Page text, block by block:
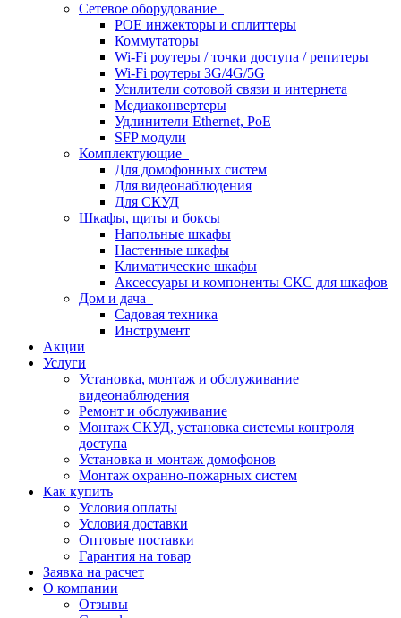
Сетевое оборудование
POE инжекторы и сплиттеры
Коммутаторы
Wi-Fi роутеры / точки доступа / репитеры
Wi-Fi роутеры 3G/4G/5G
Усилители сотовой связи и интернета
Медиаконвертеры
Удлинители Ethernet, PoE
SFP модули
Комплектующие
Для домофонных систем
Для видеонаблюдения
Для СКУД
Шкафы, щиты и боксы
Напольные шкафы
Настенные шкафы
Климатические шкафы
Аксессуары и компоненты СКС для шкафов
Дом и дача
Садовая техника
Инструмент
Акции
Услуги
Установка, монтаж и обслуживание
видеонаблюдения
Ремонт и обслуживание
Монтаж СКУД, установка системы контроля
доступа
Установка и монтаж домофонов
Монтаж охранно-пожарных систем
Как купить
Условия оплаты
Условия доставки
Оптовые поставки
Гарантия на товар
Заявка на расчет
О компании
Отзывы